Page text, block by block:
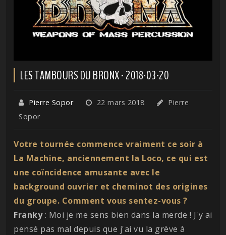
LES TAMBOURS DU BRONX - 2018-03-20
Pierre Sopor 22 mars 2018
Pierre
Sopor
Votre tournée commence vraiment ce soir à
La Machine, anciennement la Loco, ce qui est
une coïncidence amusante avec le
background ouvrier et cheminot des origines
du groupe. Comment vous sentez-vous ?
Franky: Moi je me sens bien dans la merde ! J'y ai
pensé pas mal depuis que j'ai vu la grève à